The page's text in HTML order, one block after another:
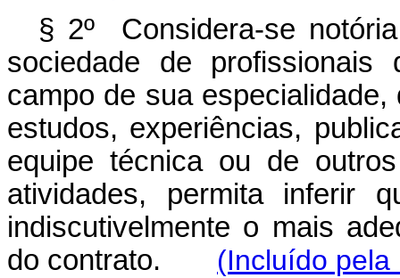
§ 2º Considera-se
sociedade de
campo de sua
estudos, experiências,
equipe técnica ou de
atividades, permita inferir
indiscutivelmente o mais
do contrato. (Incluído pela